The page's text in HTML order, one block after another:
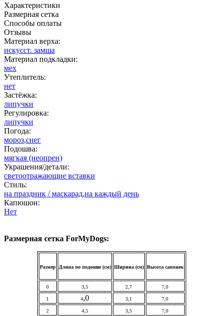
Характеристики
Размерная сетка
Способы оплаты
Отзывы
Материал верха:
искусст. замша
Материал подкладки:
мех
Утеплитель:
нет
Застёжка:
липучки
Регулировка:
липучки
Погода:
мороз,снег
Подошва:
мягкая (неопрен)
Украшения/детали:
светоотражающие вставки
Стиль:
на праздник / маскарад,на каждый день
Капюшон:
Нет
Размерная сетка ForMyDogs:
Размер Длина по подошве (см) Ширина (см) Высота сапожек
0 3,5 2,7 7,0
1 4,0 3,1 7,0
2 4,5 3,5 7,0